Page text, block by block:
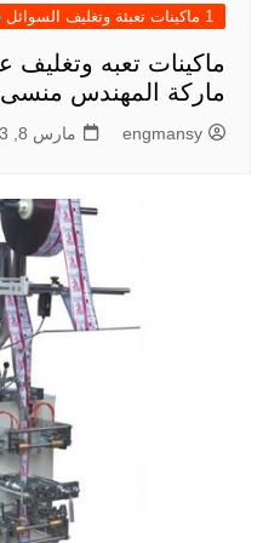
1 ماكينات تعبئة وتغليف السوائل فى اكياس
ماركة المهندس منسى
engmansy مارس 8, 2023